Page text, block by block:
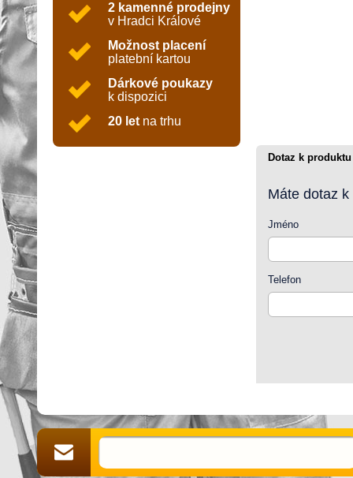
2 kamenné prodejny
v Hradci Králové
Možnost placení
platební kartou
Dárkové poukazy
k dispozici
20 let na trhu
Dotaz k produktu
Máte dotaz
Jméno
Telefon